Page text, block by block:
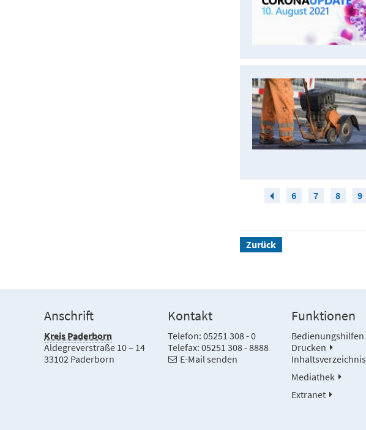
6 7 8 9
Zurück
Anschrift
Kreis Paderborn
Aldegreverstraße 10 – 14
33102 Paderborn
Kontakt
Telefon: 05251 308 - 0
Telefax: 05251 308 - 8888
E-Mail senden
Funktionen
Bedienungshilfen
Drucken
Inhaltsverzeichnis
Mediathek
Extranet